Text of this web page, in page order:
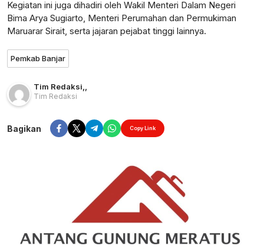
Kegiatan ini juga dihadiri oleh Wakil Menteri Dalam Negeri
Bima Arya Sugiarto, Menteri Perumahan dan Permukiman
Maruarar Sirait, serta jajaran pejabat tinggi lainnya.
Pemkab Banjar
Tim Redaksi,,
Tim Redaksi
Bagikan Copy Link